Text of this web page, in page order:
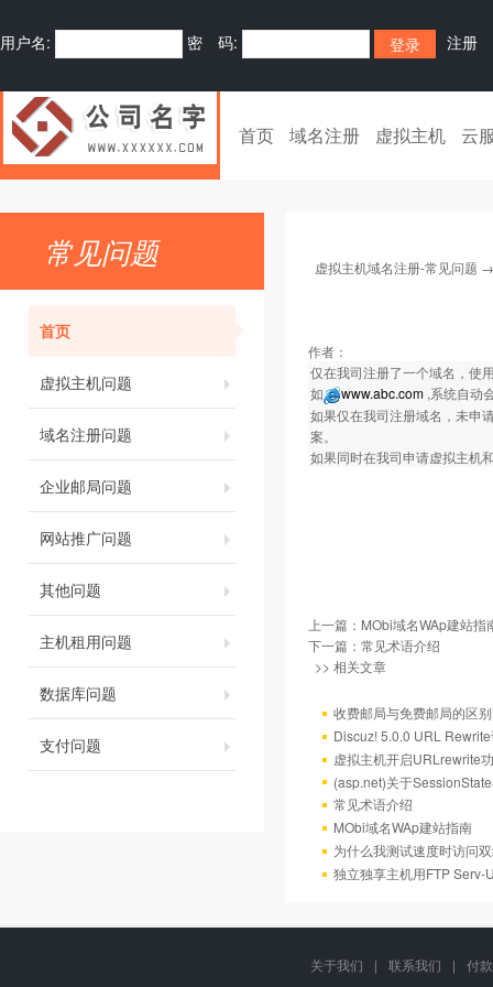
用户名: 密 码: 注册
首页 域名注册 虚拟主机 云
常见问题
首页
虚拟主机问题
域名注册问题
企业邮局问题
网站推广问题
其他问题
主机租用问题
数据库问题
支付问题
虚拟主机域名注册-常见问题
作者：
仅在我司注册了一个域名，使
如
www.abc.com ,系统自动
如果仅在我司注册域名，未申
案。
如果同时在我司申请虚拟主
上一篇： MObi域名WAp建站指
下一篇： 常见术语介绍
>> 相关文章
收费邮局与免费邮局的区别
Discuz! 5.0.0 URL
虚拟主机开启URLrewrite
(asp.net)关于
常见术语介绍
MObi域名WAp建站指南
为什么我测试速度时访问
独立独享主机用FTP Serv-
关于我们 | 联系我们 |
付